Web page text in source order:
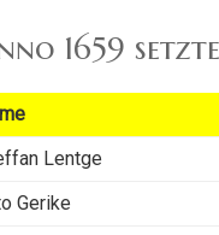
1659
Lentge
Gerike